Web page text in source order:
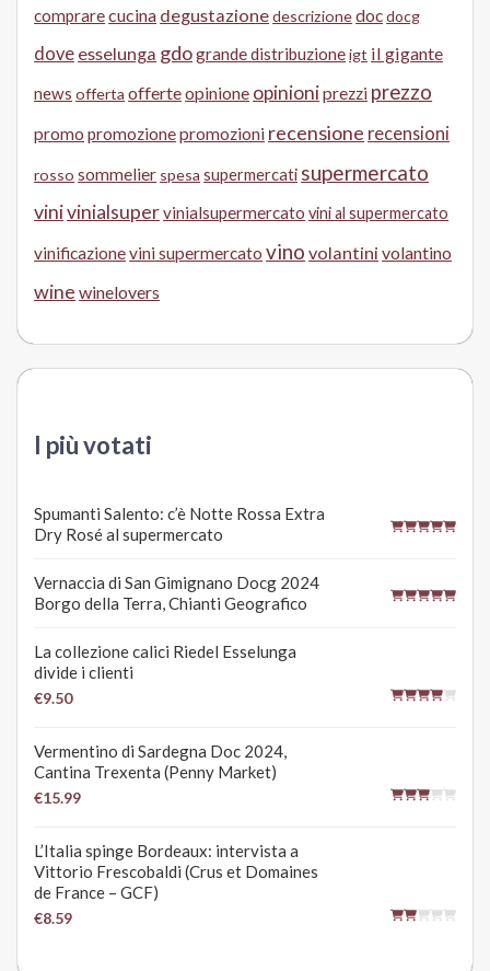
comprarecucina degustazionedescrizionedocdocg
dove esselunga gdogrande distribuzioneigt il gigante
news offerta offerteopinione opinioniprezzi prezzo
promo promozionepromozioni recensione recensioni
rosso sommelier spesa supermercati supermercato
vinivinialsupervinialsupermercato vini al supermercato
vinificazionevini supermercato vino volantini volantino
wine winelovers
I più votati
Spumanti Salento: c’è Notte Rossa Extra
Dry Rosé al supermercato
Vernaccia di San Gimignano Docg 2024
Borgo della Terra, Chianti Geografico
La collezione calici Riedel Esselunga
divide i clienti
€9.50
Vermentino di Sardegna Doc 2024,
Cantina Trexenta (Penny Market)
€15.99
L’Italia spinge Bordeaux: intervista a
Vittorio Frescobaldi (Crus et Domaines
de France – GCF)
€8.59